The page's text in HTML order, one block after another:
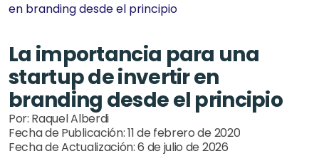
en branding desde el principio
La importancia para una
startup de invertir en
branding desde el principio
Por: Raquel Alberdi
Fecha de Publicación: 11 de febrero de 2020
Fecha de Actualización: 6 de julio de 2026